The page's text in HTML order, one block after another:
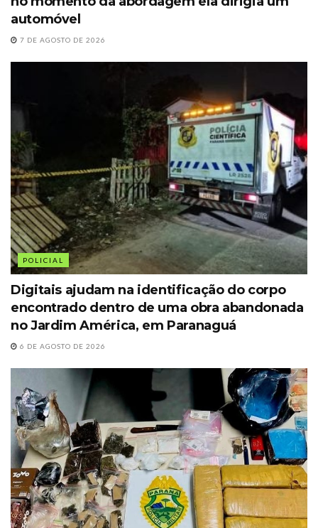
automóvel
7 DE AGOSTO DE 2026
POLICIAL
Digitais ajudam na identificação do corpo
encontrado dentro de uma obra abandonada
no Jardim América, em Paranaguá
6 DE AGOSTO DE 2026